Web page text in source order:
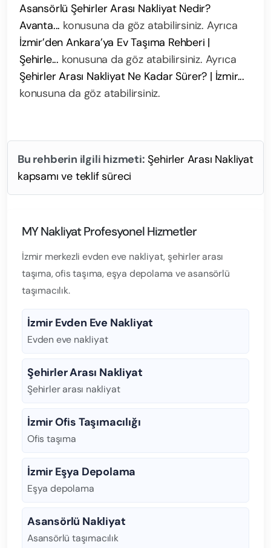
Asansörlü Şehirler Arası Nakliyat Nedir?
Avanta... konusuna da göz atabilirsiniz. Ayrıca
İzmir’den Ankara’ya Ev Taşıma Rehberi |
Şehirle... konusuna da göz atabilirsiniz. Ayrıca
Şehirler Arası Nakliyat Ne Kadar Sürer? | İzmir...
konusuna da göz atabilirsiniz.
Bu rehberin ilgili hizmeti: Şehirler Arası Nakliyat
kapsamı ve teklif süreci
MY Nakliyat Profesyonel Hizmetler
İzmir merkezli evden eve nakliyat, şehirler arası
taşıma, ofis taşıma, eşya depolama ve asansörlü
taşımacılık.
İzmir Evden Eve Nakliyat
Evden eve nakliyat
Şehirler Arası Nakliyat
Şehirler arası nakliyat
İzmir Ofis Taşımacılığı
Ofis taşıma
İzmir Eşya Depolama
Eşya depolama
Asansörlü Nakliyat
Asansörlü taşımacılık